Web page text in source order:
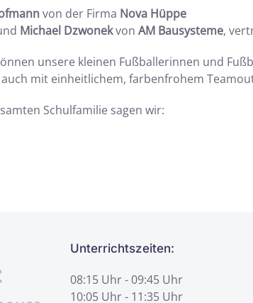
von der Firma Nova Hüppe
Michael Dzwonekvon AM Bausysteme,
unsere kleinen Fußballerinnen und
mit einheitlichem, farbenfrohem
Schulfamilie sagen wir:
Unterrichtszeiten:
08:15 Uhr - 09:45 Uhr
10:05 Uhr - 11:35 Uhr